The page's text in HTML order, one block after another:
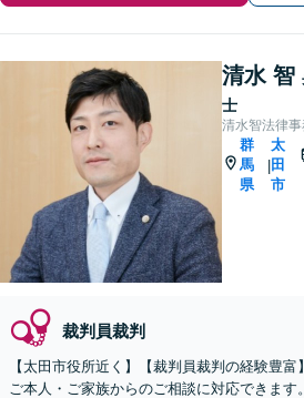
清水 智
士
清水智法律
群
馬
県
|
太
田
市
裁判員裁判
【太田市役所近く】【裁判員裁判の経験豊富
ご本人・ご家族からのご相談に対応できます